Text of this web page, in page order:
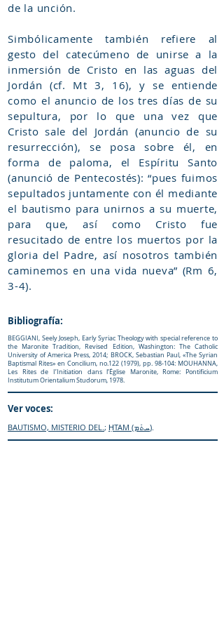
de la unción.
Simbólicamente también refiere al
gesto del catecúmeno de unirse a la
inmersión de Cristo en las aguas del
Jordán (cf. Mt 3, 16), y se entiende
como el anuncio de los tres días de su
sepultura, por lo que una vez que
Cristo sale del Jordán (anuncio de su
resurrección), se posa sobre él, en
forma de paloma, el Espíritu Santo
(anunció de Pentecostés): “pues fuimos
sepultados juntamente con él mediante
el bautismo para unirnos a su muerte,
para que, así como Cristo fue
resucitado de entre los muertos por la
gloria del Padre, así nosotros también
caminemos en una vida nueva” (Rm 6,
3-4).
Bibliografía:
BEGGIANI, Seely Joseph, Early Syriac Theology with special reference to
the Maronite Tradition, Revised Edition, Washington: The Catholic
University of America Press, 2014; BROCK, Sebastian Paul, «The Syrian
Baptismal Rites» en Concilium, no.122 (1979), pp. 98-104: MOUHANNA,
Les Rites de I’Initiation dans l’Église Maronite, Rome: Pontificium
Institutum Orientalium Studorum, 1978.
Ver voces:
BAUTISMO, MISTERIO DEL.; ḤTAM (ܚܬܰܡ).